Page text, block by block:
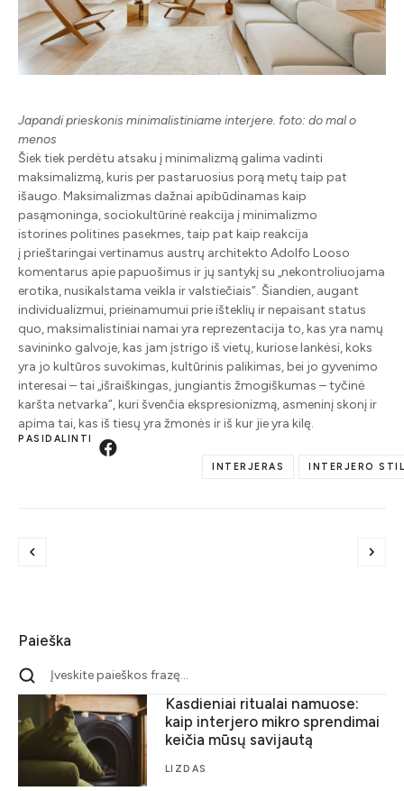
Japandi prieskonis minimalistiniame interjere. foto: do mal o
menos
Šiek tiek perdėtu atsaku į minimalizmą galima vadinti
maksimalizmą, kuris per pastaruosius porą metų taip pat
išaugo. Maksimalizmas dažnai apibūdinamas kaip
pasąmoninga, sociokultūrinė reakcija į minimalizmo
istorines politines pasekmes, taip pat kaip reakcija
į prieštaringai vertinamus austrų architekto Adolfo Looso
komentarus apie papuošimus ir jų santykį su „nekontroliuojama
erotika, nusikalstama veikla ir valstiečiais”. Šiandien, augant
individualizmui, prieinamumui prie išteklių ir nepaisant status
quo, maksimalistiniai namai yra reprezentacija to, kas yra namų
savininko galvoje, kas jam įstrigo iš vietų, kuriose lankėsi, koks
yra jo kultūros suvokimas, kultūrinis palikimas, bei jo gyvenimo
interesai – tai „išraiškingas, jungiantis žmogiškumas – tyčinė
karšta netvarka”, kuri švenčia ekspresionizmą, asmeninį skonį ir
apima tai, kas iš tiesų yra žmonės ir iš kur jie yra kilę.
PASIDALINTI
INTERJERAS INTERJERO
Paieška
Kasdieniai ritualai namuose:
kaip interjero mikro sprendimai
keičia mūsų savijautą
LIZDAS